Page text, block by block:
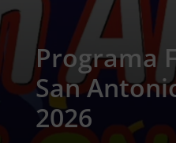
Programa
San
2026